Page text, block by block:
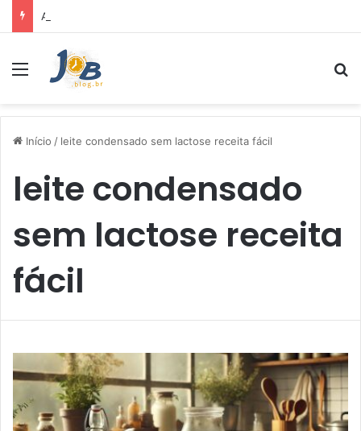
Air Fryer: melhores marcas e capacidades disponíveis
Menu
Início / leite condensado sem lactose receita fácil
leite condensado
sem lactose receita
fácil